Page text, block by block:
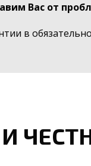
Вас от
в